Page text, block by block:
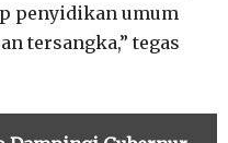
penyidikan umum
tersangka,” tegas